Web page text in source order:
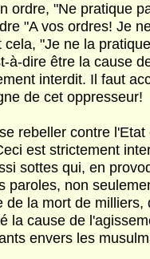
ordre, "Ne pratique
"A vos ordres! Je
cela, "Je ne la
à-dire être la cause
interdit. Il faut
de cet oppresseur!
rebeller contre
est strictement
sottes qui, en
paroles, non
de la mort de
la cause de
envers les